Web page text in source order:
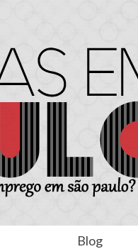
Blog